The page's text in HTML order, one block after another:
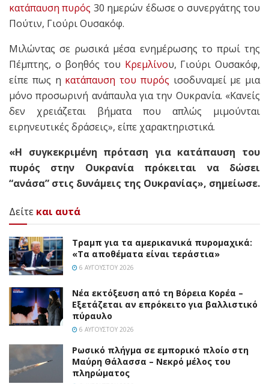
κατάπαυση πυρός 30 ημερών έδωσε ο συνεργάτης του
Πούτιν, Γιούρι Ουσακόφ.
Μιλώντας σε ρωσικά μέσα ενημέρωσης το πρωί της
Πέμπτης, ο βοηθός του Κρεμλίνου, Γιούρι Ουσακόφ,
είπε πως η κατάπαυση του πυρός ισοδυναμεί με μια
μόνο προσωρινή ανάπαυλα για την Ουκρανία. «Κανείς
δεν χρειάζεται βήματα που απλώς μιμούνται
ειρηνευτικές δράσεις», είπε χαρακτηριστικά.
«Η συγκεκριμένη πρόταση για κατάπαυση του
πυρός στην Ουκρανία πρόκειται να δώσει
“ανάσα” στις δυνάμεις της Ουκρανίας», σημείωσε.
Δείτε και αυτά
Τραμπ για τα αμερικανικά πυρομαχικά:
«Τα αποθέματα είναι τεράστια»
6 ΑΥΓΟΎΣΤΟΥ 2026
Νέα εκτόξευση από τη Βόρεια Κορέα –
Εξετάζεται αν επρόκειτο για βαλλιστικό
πύραυλο
6 ΑΥΓΟΎΣΤΟΥ 2026
Ρωσικό πλήγμα σε εμπορικό πλοίο στη
Μαύρη Θάλασσα – Νεκρό μέλος του
πληρώματος